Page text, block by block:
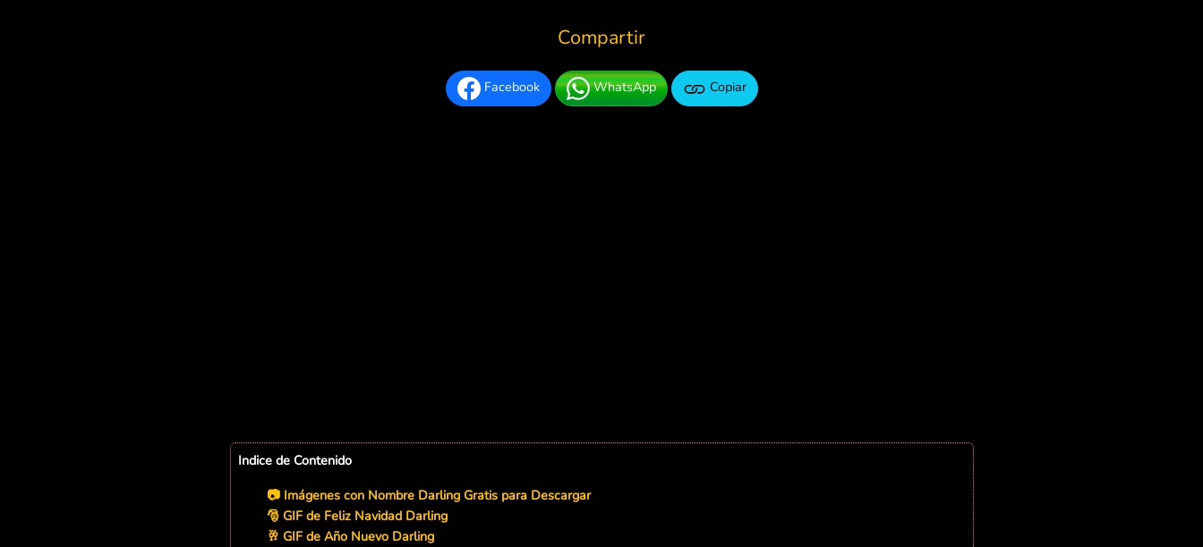
Compartir
Facebook WhatsApp Copiar
Indice de Contenido
📷 Imágenes con Nombre Darling Gratis para Descargar
🎅 GIF de Feliz Navidad Darling
🥂 GIF de Año Nuevo Darling